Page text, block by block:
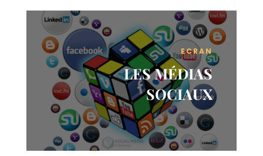
ECRAN
LES MÉDIAS
SOCIAUX